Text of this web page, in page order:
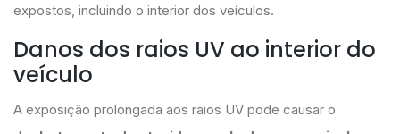
expostos, incluindo o interior dos veículos.
Danos dos raios UV ao interior do
veículo
A exposição prolongada aos raios UV pode causar o